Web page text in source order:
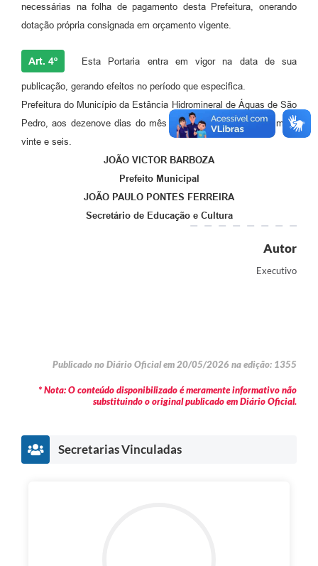
necessárias na folha de pagamento desta Prefeitura, onerando
dotação própria consignada em orçamento vigente.
Art. 4º Esta Portaria entra em vigor na data de sua
publicação, gerando efeitos no período que especifica.
Prefeitura do Município da Estância Hidromineral de Águas de São
Pedro, aos dezenove dias do mês de maio do ano de dois mil e
vinte e seis.
JOÃO VICTOR BARBOZA
Prefeito Municipal
JOÃO PAULO PONTES FERREIRA
Secretário de Educação e Cultura
Autor
Executivo
Publicado no Diário Oficial em 20/05/2026 na edição: 1355
* Nota: O conteúdo disponibilizado é meramente informativo não
substituindo o original publicado em Diário Oficial.
Secretarias Vinculadas